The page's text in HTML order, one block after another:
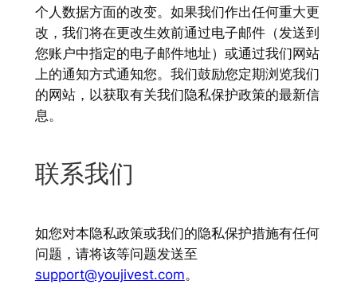
个人数据方面的改变。如果我们作出任何重大更
改，我们将在更改生效前通过电子邮件（发送到
您账户中指定的电子邮件地址）或通过我们网站
上的通知方式通知您。我们鼓励您定期浏览我们
的网站，以获取有关我们隐私保护政策的最新信
息。
联系我们
如您对本隐私政策或我们的隐私保护措施有任何
问题，请将该等问题发送至
support@youjivest.com。